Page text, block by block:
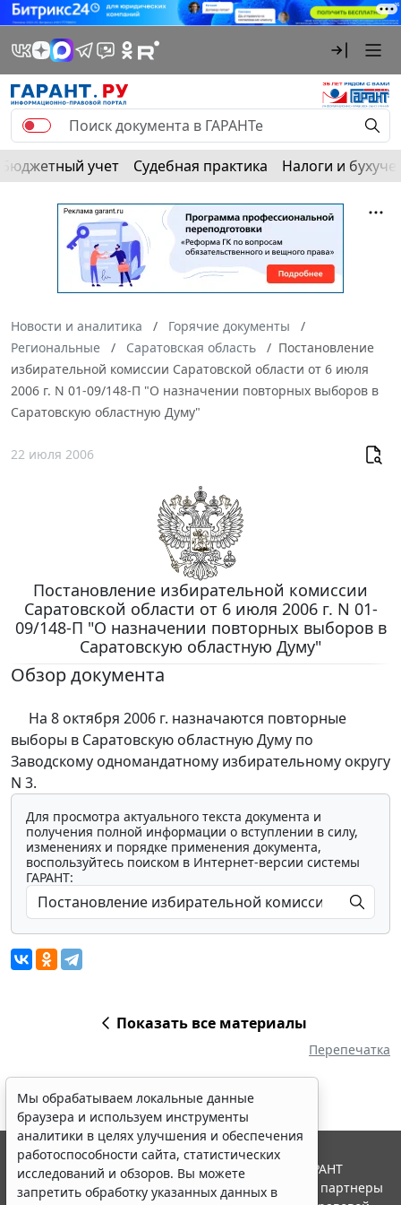
Бюджетный учет Судебная практика Налоги и
Новости и аналитика
Горячие документы
Региональные
Саратовская область
Постановление
избирательной комиссии Саратовской области от 6 июля
2006 г. N 01-09/148-П "О назначении повторных выборов в
Саратовскую областную Думу"
22 июля 2006
Постановление избирательной комиссии
Саратовской области от 6 июля 2006 г. N 01-
09/148-П "О назначении повторных выборов в
Саратовскую областную Думу"
Обзор документа
На 8 октября 2006 г. назначаются повторные
выборы в Саратовскую областную Думу по
Заводскому одномандатному избирательному округу
N 3.
Для просмотра актуального текста документа и
получения полной информации о вступлении в силу,
изменениях и порядке применения документа,
воспользуйтесь поиском в Интернет-версии системы
ГАРАНТ:
Показать все материалы
Перепечатка
Мы обрабатываем локальные данные
браузера и используем инструменты
аналитики в целях улучшения и обеспечения
работоспособности сайта, статистических
исследований и обзоров. Вы можете
запретить обработку указанных данных в
© ООО "НПП "ГАРАНТ-СЕРВИС", 2026. Система ГАРАНТ
выпускается с 1990 года. Компания "Гарант" и ее партнеры